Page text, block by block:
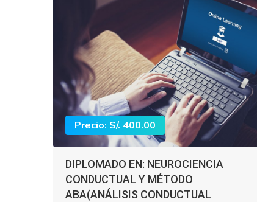
Precio: S/. 400.00
DIPLOMADO EN: NEUROCIENCIA
CONDUCTUAL Y MÉTODO
ABA(ANÁLISIS CONDUCTUAL